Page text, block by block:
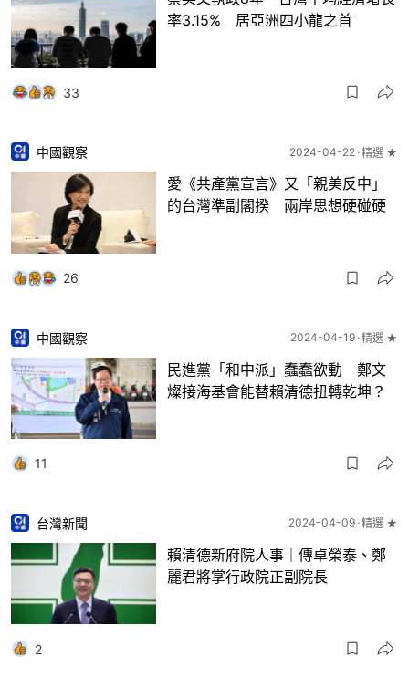
率3.15% 居亞洲四小龍之首
33
中國觀察 2024-04-22 精選 ★
愛《共產黨宣言》又「親美反中」
的台灣準副閣揆 兩岸思想硬碰硬
26
中國觀察 2024-04-19 精選 ★
民進黨「和中派」蠢蠢欲動 鄭文
燦接海基會能替賴清德扭轉乾坤？
11
台灣新聞 2024-04-09 精選 ★
賴清德新府院人事｜傳卓榮泰、鄭
麗君將掌行政院正副院長
2